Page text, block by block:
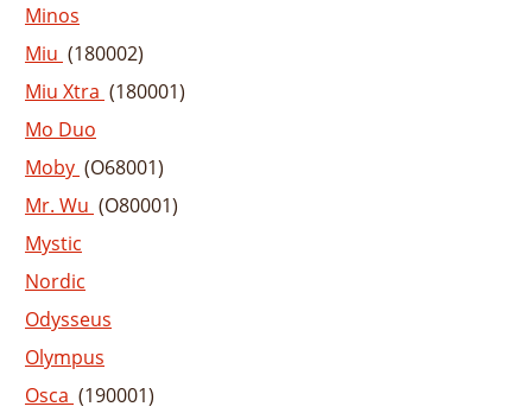
Minos
Miu (180002)
Miu Xtra (180001)
Mo Duo
Moby (O68001)
Mr. Wu (O80001)
Mystic
Nordic
Odysseus
Olympus
Osca (190001)